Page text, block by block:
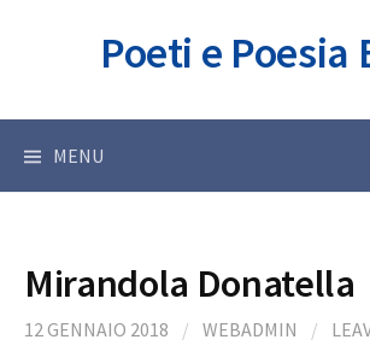
Poeti e Poesia
MENU
Mirandola Donatella
12 GENNAIO 2018 / WEBADMIN /